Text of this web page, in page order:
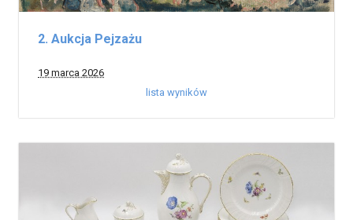
2. Aukcja Pejzażu
19 marca 2026
lista wyników